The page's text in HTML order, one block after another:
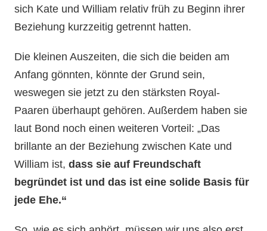
sich Kate und William relativ früh zu Beginn ihrer
Beziehung kurzzeitig getrennt hatten.
Die kleinen Auszeiten, die sich die beiden am
Anfang gönnten, könnte der Grund sein,
weswegen sie jetzt zu den stärksten Royal-
Paaren überhaupt gehören. Außerdem haben sie
laut Bond noch einen weiteren Vorteil: „Das
brillante an der Beziehung zwischen Kate und
William ist,dass sie auf Freundschaft
begründet ist und das ist eine solide Basis für
jede Ehe.“